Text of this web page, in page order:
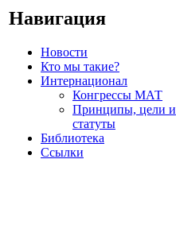
Навигация
Новости
Кто мы такие?
Интернационал
Конгрессы МАТ
Принципы, цели и
статуты
Библиотека
Ссылки